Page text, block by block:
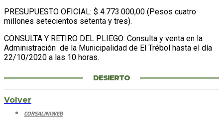
PRESUPUESTO OFICIAL: $ 4.773.000,00 (Pesos cuatro
millones setecientos setenta y tres).
CONSULTA Y RETIRO DEL PLIEGO: Consulta y venta en la
Administración de la Municipalidad de El Trébol hasta el día
22/10/2020 a las 10 horas.
DESIERTO
Volver
CORSALINIWEB